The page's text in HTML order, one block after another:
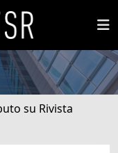
su Rivista